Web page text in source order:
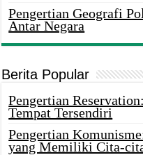
Pengertian Geografi
Antar Negara
Berita Popular
Pengertian
Tempat Tersendiri
Pengertian
yang Memiliki Cita-